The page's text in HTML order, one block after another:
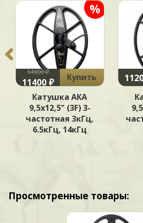
%
14900 ₽
11400 ₽
Купить
Катушка АКА
9,5x12,5" (3F) 3-
частотная 3кГц,
6.5кГц, 14кГц
Просмотренные товары: